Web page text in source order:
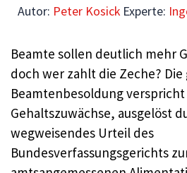
Autor: Peter Kosick Experte:
Beamte sollen deutlich mehr
doch wer zahlt die Zeche?
Beamtenbesoldung
Gehaltszuwächse, ausgelöst
wegweisendes Urteil des
Bundesverfassungsgerichts